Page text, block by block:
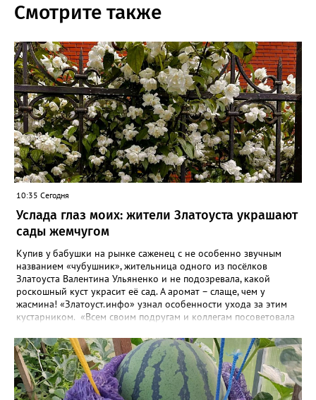
Смотрите также
10:35 Сегодня
Услада глаз моих: жители Златоуста украшают
сады жемчугом
Купив у бабушки на рынке саженец с не особенно звучным
названием «чубушник», жительница одного из посёлков
Златоуста Валентина Ульяненко и не подозревала, какой
роскошный куст украсит её сад. А аромат – слаще, чем у
жасмина! «Златоуст.инфо» узнал особенности ухода за этим
кустарником. «Всем своим подругам и коллегам посоветовала
городе всё больше, - рассказала нашему порталу Валентина. – У
меня растёт, на мой взгляд, самый красивый сорт – «Жемчуг».
Моему кусту (на фото) четыре года, достаточно компактный.
Махровые цветки - диаметром шесть сантиметров. Цветёт в
июле не менее трёх недель. Oчень ароматный, что редко